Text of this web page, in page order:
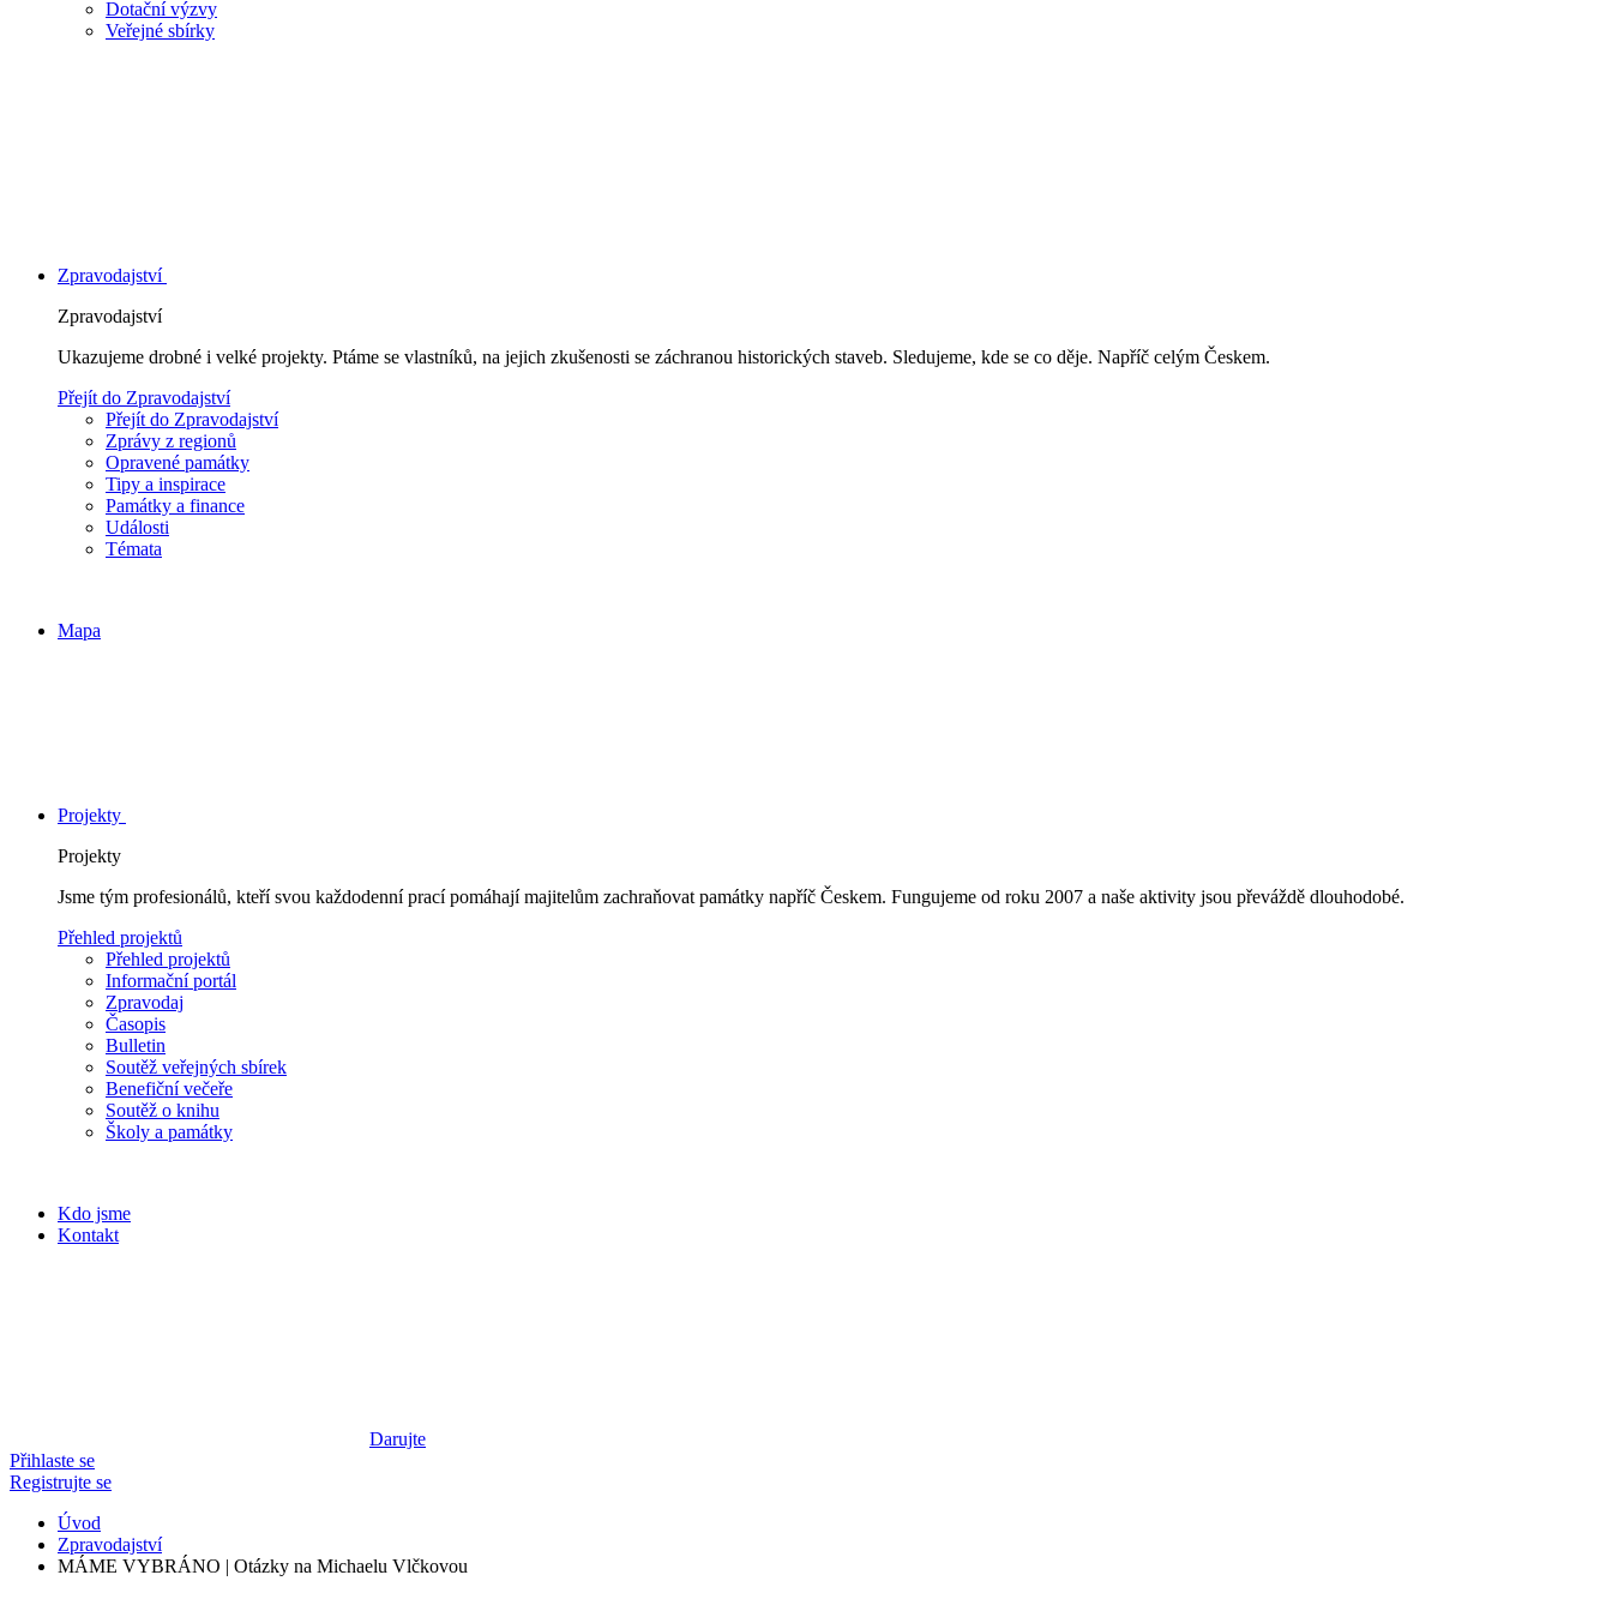
Dotační výzvy
Veřejné sbírky
Zpravodajství
Zpravodajství
Ukazujeme drobné i velké projekty. Ptáme se vlastníků, na jejich zkušenosti se záchranou historických staveb. Sledujeme, kde se co děje. Napříč celým Českem.
Přejít do Zpravodajství
Přejít do Zpravodajství
Zprávy z regionů
Opravené památky
Tipy a inspirace
Památky a finance
Události
Témata
Mapa
Projekty
Projekty
Jsme tým profesionálů, kteří svou každodenní prací pomáhají majitelům zachraňovat památky napříč Českem. Fungujeme od roku 2007 a naše aktivity jsou převáždě dlouhodobé.
Přehled projektů
Přehled projektů
Informační portál
Zpravodaj
Časopis
Bulletin
Soutěž veřejných sbírek
Benefiční večeře
Soutěž o knihu
Školy a památky
Kdo jsme
Kontakt
Darujte
Přihlaste se
Registrujte se
Úvod
Zpravodajství
MÁME VYBRÁNO | Otázky na Michaelu Vlčkovou